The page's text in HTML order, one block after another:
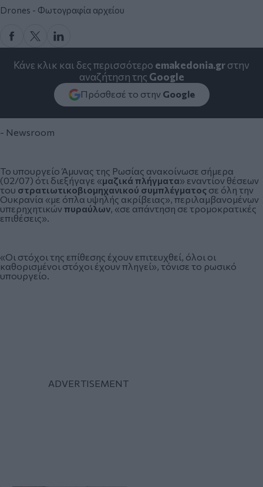
Drones - Φωτογραφία αρχείου
Κάνε κλικ και δες περισσότερο emakedonia.grστην
αναζήτηση της Google
Πρόσθεσέ το στην Google
- Newsroom
Το υπουργείο Άμυνας της Ρωσίας ανακοίνωσε σήμερα
(02/07) ότι διεξήγαγε «μαζικά πλήγματα» εναντίον θέσεων
του στρατιωτικοβιομηχανικού συμπλέγματος σε όλη την
Ουκρανία «με όπλα υψηλής ακρίβειας», περιλαμβανομένων
υπερηχητικών πυραύλων, «σε απάντηση σε τρομοκρατικές
επιθέσεις».
«Οι στόχοι της επίθεσης έχουν επιτευχθεί, όλοι οι
καθορισμένοι στόχοι έχουν πληγεί», τόνισε το ρωσικό
υπουργείο.